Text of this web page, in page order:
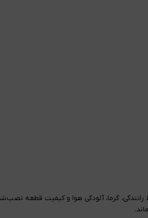
گرما، آلودگی هوا و کیفیت قطعه